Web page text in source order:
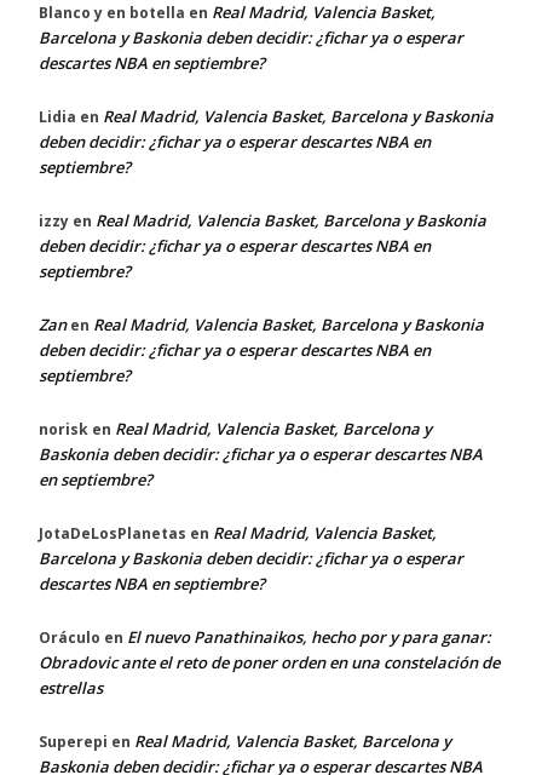
Blanco y en botella en Real Madrid, Valencia Basket,
Barcelona y Baskonia deben decidir: ¿fichar ya o esperar
descartes NBA en septiembre?
Lidia en Real Madrid, Valencia Basket, Barcelona y Baskonia
deben decidir: ¿fichar ya o esperar descartes NBA en
septiembre?
izzy en Real Madrid, Valencia Basket, Barcelona y Baskonia
deben decidir: ¿fichar ya o esperar descartes NBA en
septiembre?
Zanen Real Madrid, Valencia Basket, Barcelona y Baskonia
deben decidir: ¿fichar ya o esperar descartes NBA en
septiembre?
norisk en Real Madrid, Valencia Basket, Barcelona y
Baskonia deben decidir: ¿fichar ya o esperar descartes NBA
en septiembre?
JotaDeLosPlanetas en Real Madrid, Valencia Basket,
Barcelona y Baskonia deben decidir: ¿fichar ya o esperar
descartes NBA en septiembre?
Oráculo en El nuevo Panathinaikos, hecho por y para ganar:
Obradovic ante el reto de poner orden en una constelación de
estrellas
Superepi en Real Madrid, Valencia Basket, Barcelona y
Baskonia deben decidir: ¿fichar ya o esperar descartes NBA